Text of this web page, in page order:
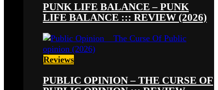
PUNK LIFE BALANCE – PUNK
LIFE BALANCE ::: REVIEW (2026)
Reviews
PUBLIC OPINION – THE CURSE OF